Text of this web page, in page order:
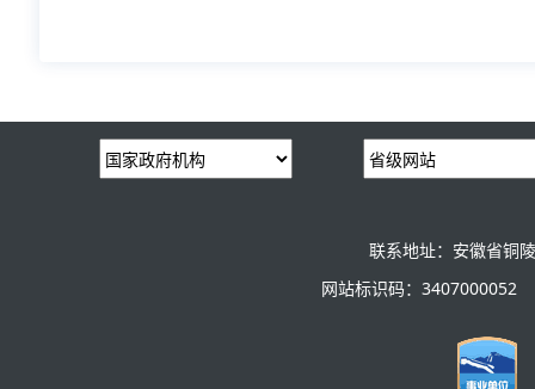
联系地址：安徽省铜
网站标识码：3407000052